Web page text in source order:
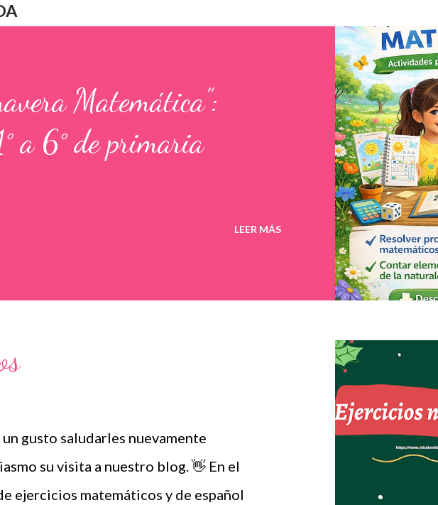
Matemática”:
a 6° de primaria
LEER MÁS
gusto saludarles nuevamente
su visita a nuestro blog. 👋 En el
ejercicios matemáticos y de español